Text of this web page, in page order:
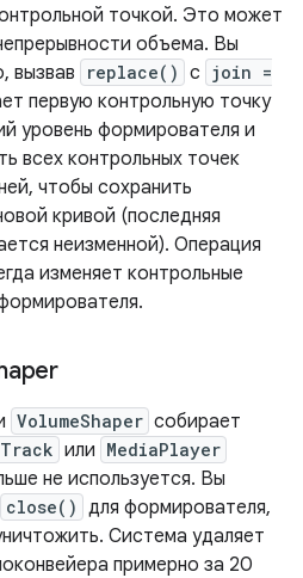
точкой. Это может
объема. Вы
вызвав
replace() с join =
первую контрольную точку
уровень формирователя и
всех контрольных точек
чтобы сохранить
кривой (последняя
неизменной). Операция
изменяет контрольные
VolumeShaper собирает
или MediaPlayer
не используется. Вы
close() для формирователя,
Система удаляет
примерно за 20